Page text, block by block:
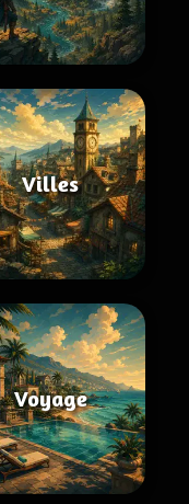
Villes
Voyage